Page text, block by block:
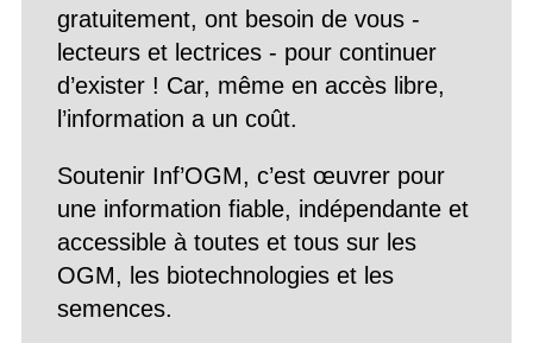
gratuitement, ont besoin de vous -
lecteurs et lectrices - pour continuer
d’exister ! Car, même en accès libre,
l’information a un coût.
Soutenir Inf’OGM, c’est œuvrer pour
une information fiable, indépendante et
accessible à toutes et tous sur les
OGM, les biotechnologies et les
semences.